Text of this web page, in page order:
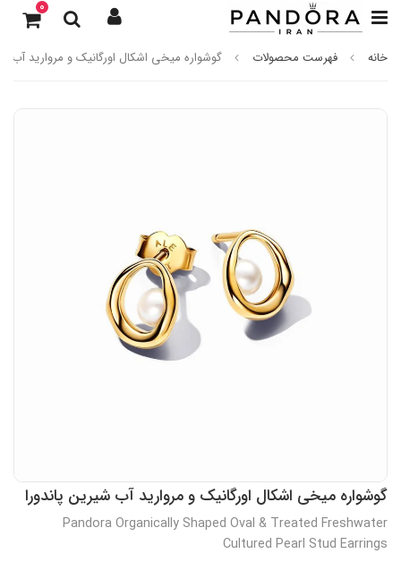
0
خانه فهرست محصولات گوشواره میخی اشکال اورگانیک و مروارید آب
گوشواره میخی اشکال اورگانیک و مروارید آب شیرین پاندورا
Pandora Organically Shaped Oval & Treated Freshwater
Cultured Pearl Stud Earrings